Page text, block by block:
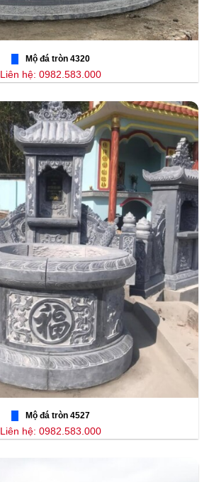
Mộ đá tròn 4320
Liên hệ: 0982.583.000
Mộ đá tròn 4527
Liên hệ: 0982.583.000